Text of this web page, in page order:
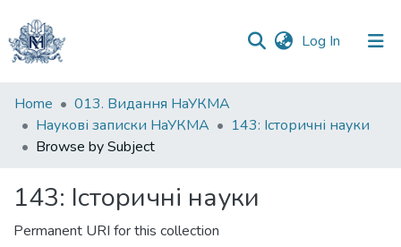
Log In (current)
Communities
&
Collections
Home
013. Видання НаУКМА
Наукові записки НаУКМА
143: Історичні науки
Browse by Subject
143: Історичні науки
Permanent URI for this collection